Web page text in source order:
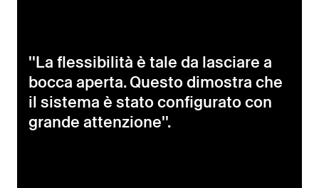
''La flessibilità è tale da lasciare a
bocca aperta. Questo dimostra che
il sistema è stato configurato con
grande attenzione''.